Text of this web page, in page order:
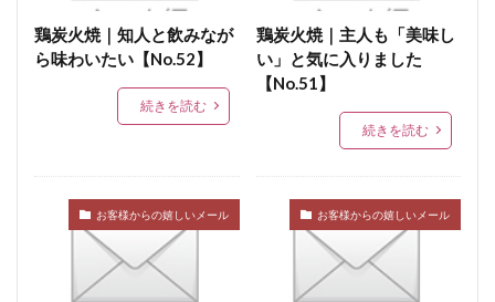
鶏炭火焼｜知人と飲みなが
ら味わいたい【No.52】
続きを読む
鶏炭火焼｜主人も「美味し
い」と気に入りました
【No.51】
続きを読む
お客様からの嬉しいメール お客様からの嬉しいメール